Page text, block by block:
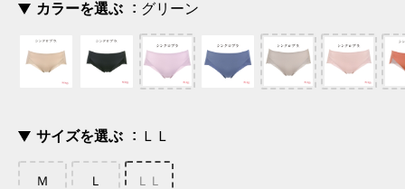
カラーを選ぶ グリーン
サイズを選ぶ ＬＬ
Ｍ Ｌ ＬＬ